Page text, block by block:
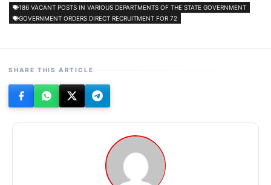
186 VACANT POSTS IN VARIOUS DEPARTMENTS OF THE STATE GOVERNMENT
GOVERNMENT ORDERS DIRECT RECRUITMENT FOR 72
SHARE THIS ARTICLE